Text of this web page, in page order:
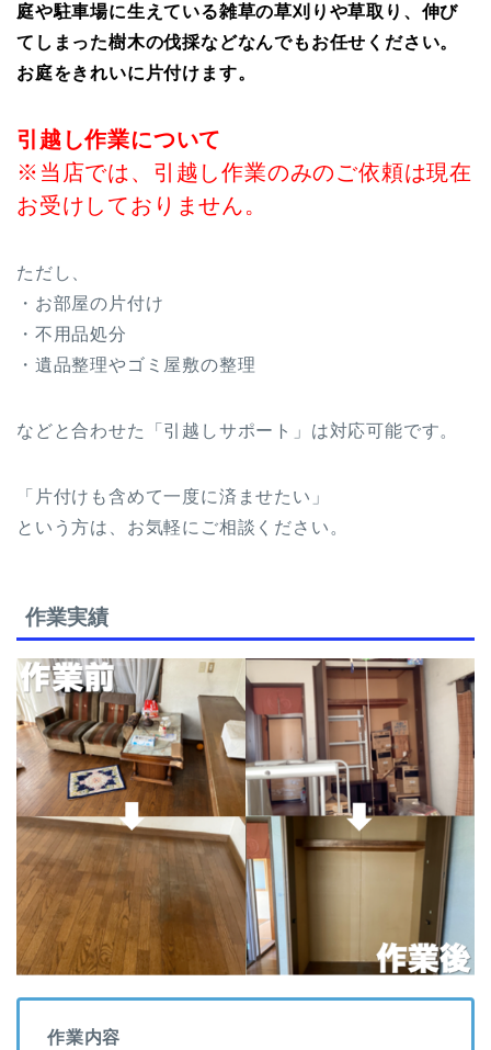
庭や駐車場に生えている雑草の草刈りや草取り、伸び
てしまった樹木の伐採などなんでもお任せください。
お庭をきれいに片付けます。
引越し作業について
※ 当店では、引越し作業のみのご依頼は現在
お受けしておりません。
ただし、
・お部屋の片付け
・不用品処分
・遺品整理やゴミ屋敷の整理
などと合わせた「引越しサポート」は対応可能です。
「片付けも含めて一度に済ませたい」
という方は、お気軽にご相談ください。
作業実績
作業内容